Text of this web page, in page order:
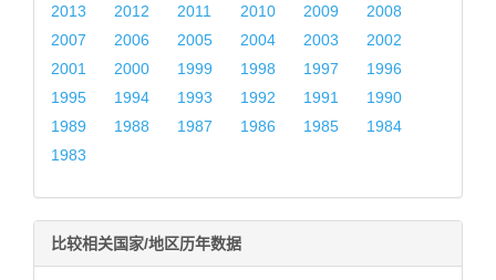
2013 2012 2011 2010 2009
2008
2007
2006 2005 2004 2003
2002
2001
2000 1999 1998 1997
1996
1995
1994 1993 1992 1991
1990
1989
1988 1987 1986 1985
1984
1983
比较相关国家/地区历年数据